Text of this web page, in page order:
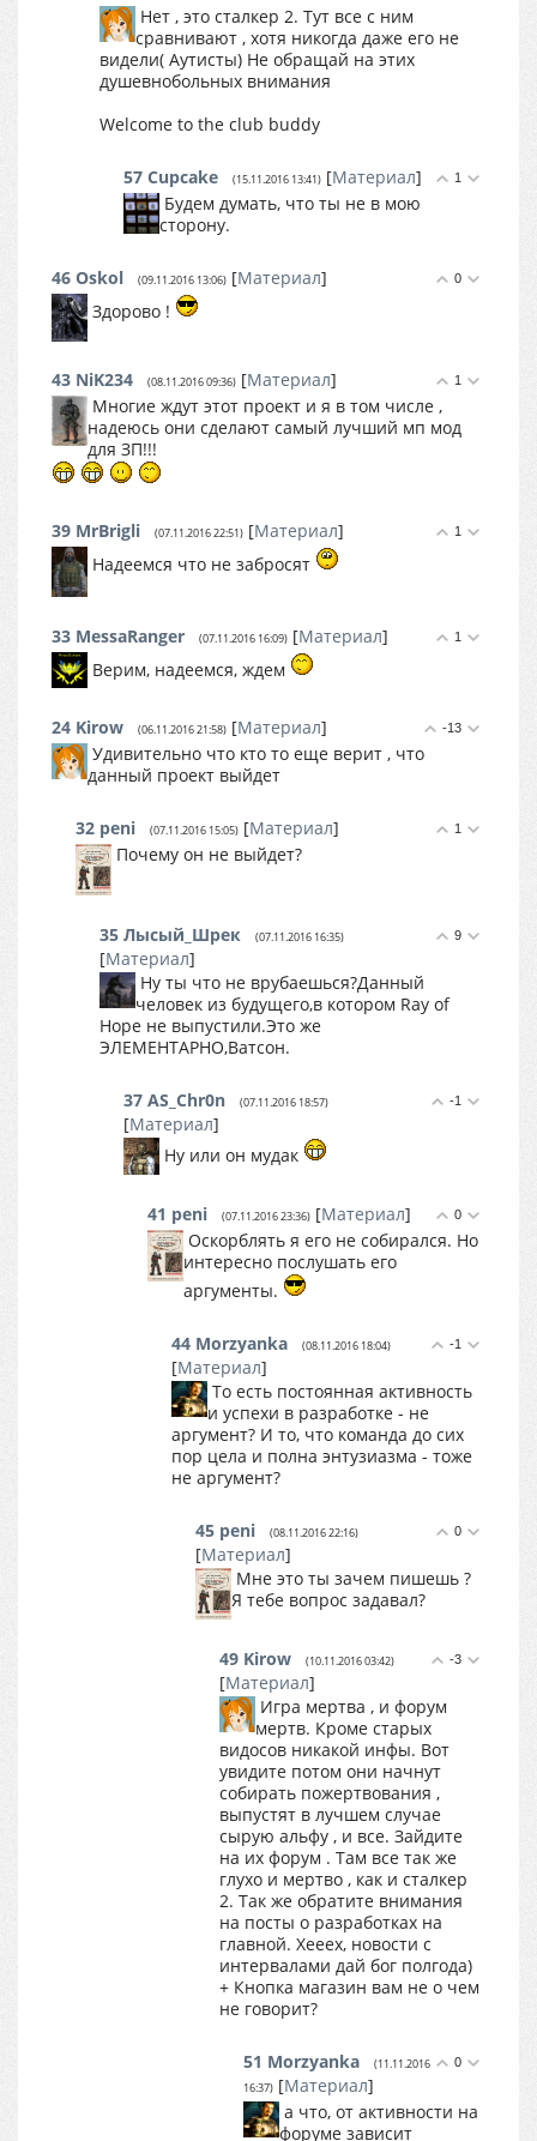
Нет , это сталкер 2. Тут все с ним
сравнивают , хотя никогда даже его не
видели( Аутисты) Не обращай на этих
душевнобольных внимания
Welcome to the club buddy
1
57 Cupcake (15.11.2016 13:41) [Материал]
Будем думать, что ты не в мою
сторону.
0
46 Oskol (09.11.2016 13:06) [Материал]
Здорово !
1
43 NiK234 (08.11.2016 09:36) [Материал]
Многие ждут этот проект и я в том числе ,
надеюсь они сделают самый лучший мп мод
для ЗП!!!
1
39 MrBrigli (07.11.2016 22:51) [Материал]
Надеемся что не забросят
1
33 MessaRanger (07.11.2016 16:09) [Материал]
Верим, надеемся, ждем
-13
24 Kirow (06.11.2016 21:58) [Материал]
Удивительно что кто то еще верит , что
данный проект выйдет
1
32 peni (07.11.2016 15:05) [Материал]
Почему он не выйдет?
9
35 Лысый_Шрек (07.11.2016 16:35)
[Материал]
Ну ты что не врубаешься?Данный
человек из будущего,в котором Ray of
Hope не выпустили.Это же
ЭЛЕМЕНТАРНО,Ватсон.
-1
37 AS_Chr0n (07.11.2016 18:57)
[Материал]
Ну или он мудак
0
41 peni (07.11.2016 23:36) [Материал]
Оскорблять я его не собирался. Но
интересно послушать его
аргументы.
-1
44 Morzyanka (08.11.2016 18:04)
[Материал]
То есть постоянная активность
и успехи в разработке - не
аргумент? И то, что команда до сих
пор цела и полна энтузиазма - тоже
не аргумент?
0
45 peni (08.11.2016 22:16)
[Материал]
Мне это ты зачем пишешь ?
Я тебе вопрос задавал?
-3
49 Kirow (10.11.2016 03:42)
[Материал]
Игра мертва , и форум
мертв. Кроме старых
видосов никакой инфы. Вот
увидите потом они начнут
собирать пожертвования ,
выпустят в лучшем случае
сырую альфу , и все. Зайдите
на их форум . Там все так же
глухо и мертво , как и сталкер
2. Так же обратите внимания
на посты о разработках на
главной. Хееех, новости с
интервалами дай бог полгода)
+ Кнопка магазин вам не о чем
не говорит?
0
51 Morzyanka
(11.11.2016
16:37) [Материал]
а что, от активности на
форуме зависит